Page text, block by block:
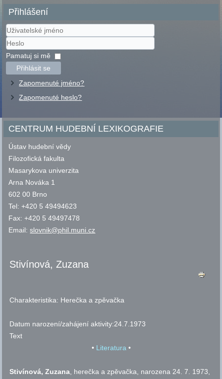
Přihlášení
Uživatelské
jméno
Heslo
Pamatuj si mě
Přihlásit se
Zapomenuté jméno?
Zapomenuté heslo?
CENTRUM HUDEBNÍ LEXIKOGRAFIE
Ústav hudební vědy
Filozofická fakulta
Masarykova univerzita
Arna Nováka 1
602 00 Brno
Tel: +420 5 49494623
Fax: +420 5 49497478
Email:slovnik@phil.muni.cz
Stivínová, Zuzana
Charakteristika: Herečka a zpěvačka
Datum narození/zahájení aktivity:24.7.1973
Text
• Literatura•
Stivínová, Zuzana, herečka a zpěvačka, narozena 24. 7. 1973,